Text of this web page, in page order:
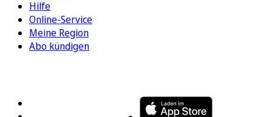
Hilfe
Online-Service
Meine Region
Abo kündigen